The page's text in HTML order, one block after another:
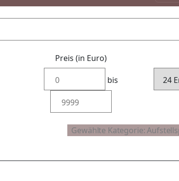
Preis (in Euro)
bis